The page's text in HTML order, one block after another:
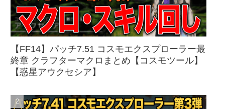
【FF14】パッチ7.51 コスモエクスプローラー最
終章 クラフターマクロまとめ【コスモツール】
【惑星アウクセシア】